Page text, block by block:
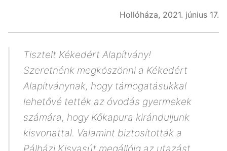
Hollóháza, 2021. június 17.
Tisztelt Kékedért Alapítvány!
Szeretnénk megköszönni a Kékedért
Alapítványnak, hogy támogatásukkal
lehetővé tették az óvodás gyermekek
számára, hogy Kőkapura kiránduljunk
kisvonattal. Valamint biztosították a
Pálházi Kisvasút megállóig az utazást.